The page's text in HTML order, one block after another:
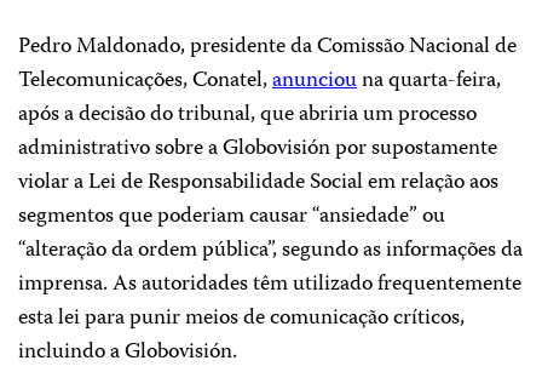
Pedro Maldonado, presidente da Comissão Nacional de
Telecomunicações, Conatel,anunciouna quarta-feira,
após a decisão do tribunal, que abriria um processo
administrativo sobre a Globovisión por supostamente
violar a Lei de Responsabilidade Social em relação aos
segmentos que poderiam causar “ansiedade” ou
“alteração da ordem pública”, segundo as informações da
imprensa. As autoridades têm utilizado frequentemente
esta lei para punir meios de comunicação críticos,
incluindo a Globovisión.